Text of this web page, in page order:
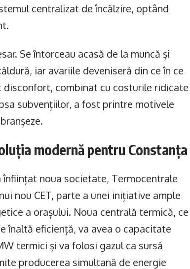
centralizat de încălzire, optând
Se întorceau acasă de la muncă și
iar avariile deveniseră din ce în ce
disconfort, combinat cu costurile ridicate
subvențiilor, a fost printre motivele
modernă pentru Constanța
înființat noua societate, Termocentrale
nou CET, parte a unei inițiative ample
a orașului. Noua centrală termică, ce
înaltă eficiență, va avea o capacitate
termici și va folosi gazul ca sursă
producerea simultană de energie